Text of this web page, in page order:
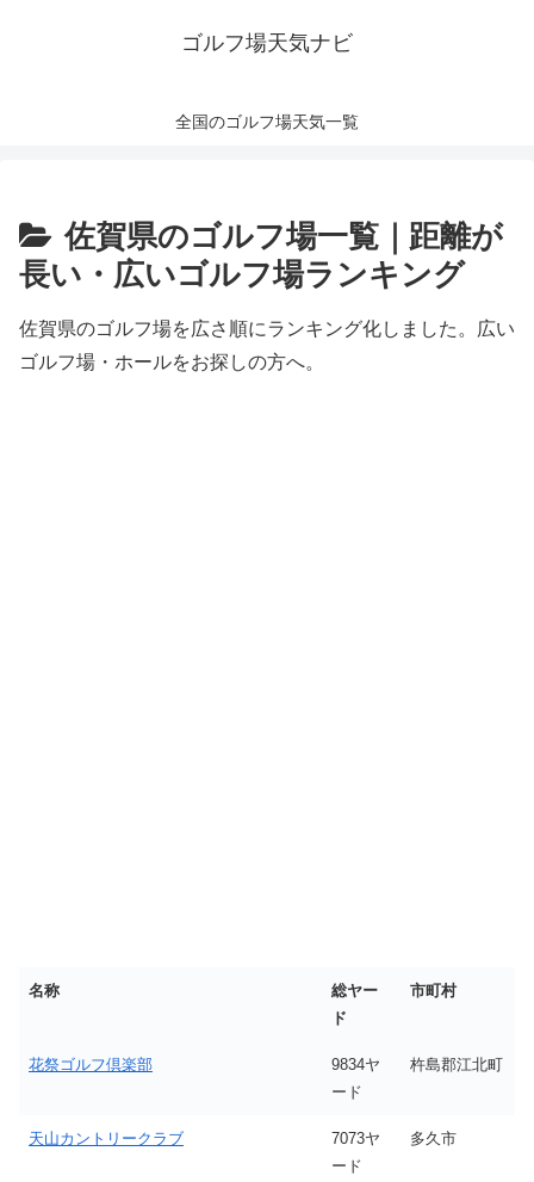
ゴルフ場天気ナビ
全国のゴルフ場天気一覧
佐賀県のゴルフ場一覧｜距離が
長い・広いゴルフ場ランキング
佐賀県のゴルフ場を広さ順にランキング化しました。広い
ゴルフ場・ホールをお探しの方へ。
名称
総ヤー
ド
市町村
花祭ゴルフ倶楽部
9834ヤ
ード
杵島郡江北町
天山カントリークラブ
7073ヤ
ード
多久市